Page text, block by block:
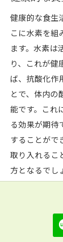
健康的な食生
こに水素を組
ます。水素は
り、これが健
ば、抗酸化作
とで、体内の
能です。これ
る効果が期待
することがで
取り入れるこ
方となるでし
水素を取
運動は健康
れることで